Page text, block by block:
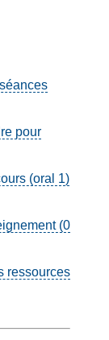
pour
(oral 1)
(0
ressources